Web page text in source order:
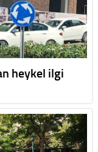
heykel ilgi